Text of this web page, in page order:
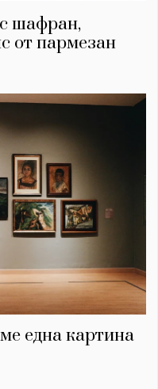
шафран,
от пармезан
една картина